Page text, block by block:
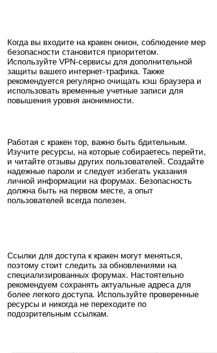
Когда вы входите на кракен онион, соблюдение мер
безопасности становится приоритетом.
Используйте VPN-сервисы для дополнительной
защиты вашего интернет-трафика. Также
рекомендуется регулярно очищать кэш браузера и
использовать временные учетные записи для
повышения уровня анонимности.
Работая с кракен тор, важно быть бдительным.
Изучите ресурсы, на которые собираетесь перейти,
и читайте отзывы других пользователей. Создайте
надежные пароли и следует избегать указания
личной информации на форумах. Безопасность
должна быть на первом месте, а опыт
пользователей всегда полезен.
Ссылки для доступа к кракен могут меняться,
поэтому стоит следить за обновлениями на
специализированных форумах. Настоятельно
рекомендуем сохранять актуальные адреса для
более легкого доступа. Используйте проверенные
ресурсы и никогда не переходите по
подозрительным ссылкам.